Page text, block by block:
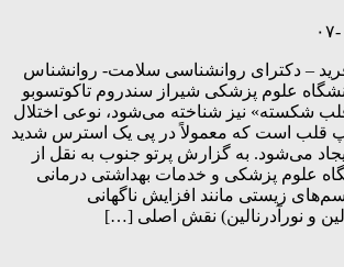
– دکترای روانشناسی سلامت- روانشناس
علوم پزشکی شیراز سندروم تاکوتسوبو
شکسته» نیز شناخته می‌شود، نوعی اختلال
قلب است که معمولاً در پی یک استرس شدید
می‌شود. به گزارش پرتو جنوب به نقل از
علوم پزشکی و خدمات بهداشتی درمانی
زیستی مانند افزایش ناگهانی
و نورآدرنالین) نقش اصلی […]